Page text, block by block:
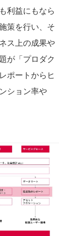
利益にもなら
策を行い、そ
ス上の成果や
が「プロダク
ポートからヒ
ション率や